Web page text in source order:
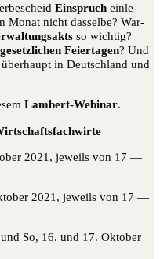
Ein­spruch ein­le­
Monat nicht das­sel­be? War­
so wich­tig?
gesetz­li­chen Fei­er­ta­gen? Und
in Deutsch­land und
Lam­bert-Web­i­nar.
2021, jeweils von 17 —
2021, jeweils von 17 —
und So, 16. und 17. Okto­ber